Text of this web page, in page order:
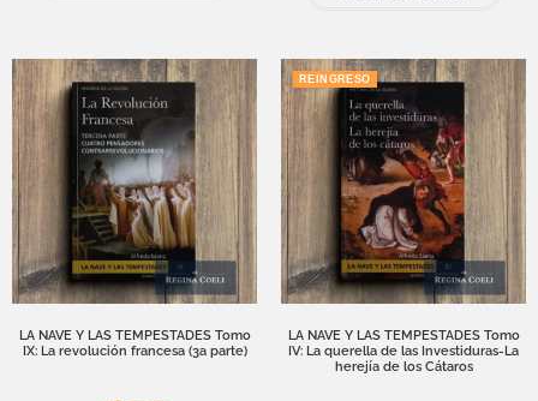
LA NAVE Y LAS TEMPESTADES Tomo
IX: La revolución francesa (3a parte)
REINGRESO
LA NAVE Y LAS TEMPESTADES Tomo
IV: La querella de las Investiduras-La
herejía de los Cátaros